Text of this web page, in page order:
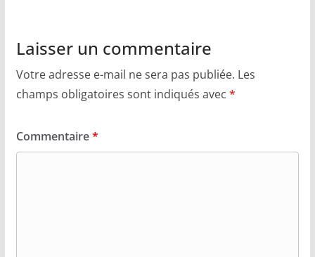
Laisser un commentaire
Votre adresse e-mail ne sera pas publiée. Les
champs obligatoires sont indiqués avec *
Commentaire*